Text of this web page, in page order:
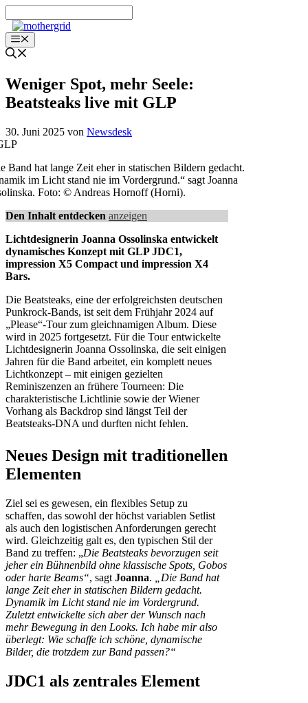
Inhalt
springenMenü
Weniger Spot, mehr Seele:
Beatsteaks live mit GLP
30. Juni 2025 von Newsdesk
Band hat lange Zeit eher in statischen Bildern gedacht.
im Licht stand nie im Vordergrund.“ sagt Joanna
Foto: © Andreas Hornoff (Horni).
Den Inhalt entdecken anzeigen
Lichtdesignerin Joanna Ossolinska entwickelt
dynamisches Konzept mit GLP JDC1,
impression X5 Compact und impression X4
Bars.
Die Beatsteaks, eine der erfolgreichsten deutschen
Punkrock-Bands, ist seit dem Frühjahr 2024 auf
„Please“-Tour zum gleichnamigen Album. Diese
wird in 2025 fortgesetzt. Für die Tour entwickelte
Lichtdesignerin Joanna Ossolinska, die seit einigen
Jahren für die Band arbeitet, ein komplett neues
Lichtkonzept – mit einigen gezielten
Reminiszenzen an frühere Tourneen: Die
charakteristische Lichtlinie sowie der Wiener
Vorhang als Backdrop sind längst Teil der
Beatsteaks-DNA und durften nicht fehlen.
Neues Design mit traditionellen
Elementen
Ziel sei es gewesen, ein flexibles Setup zu
schaffen, das sowohl der höchst variablen Setlist
als auch den logistischen Anforderungen gerecht
wird. Gleichzeitig galt es, den typischen Stil der
Band zu treffen: „Die Beatsteaks bevorzugen seit
jeher ein Bühnenbild ohne klassische Spots, Gobos
oder harte Beams“, sagt Joanna.
„Die Band hat
lange Zeit eher in statischen Bildern gedacht.
Dynamik im Licht stand nie im Vordergrund.
Zuletzt entwickelte sich aber der Wunsch nach
mehr Bewegung in den Looks. Ich habe mir also
überlegt: Wie schaffe ich schöne, dynamische
Bilder, die trotzdem zur Band passen?“
JDC1 als zentrales Element